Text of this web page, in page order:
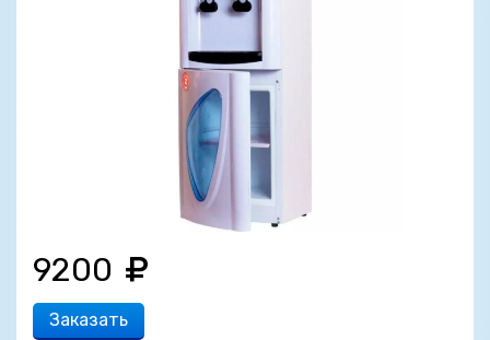
9200
Заказать